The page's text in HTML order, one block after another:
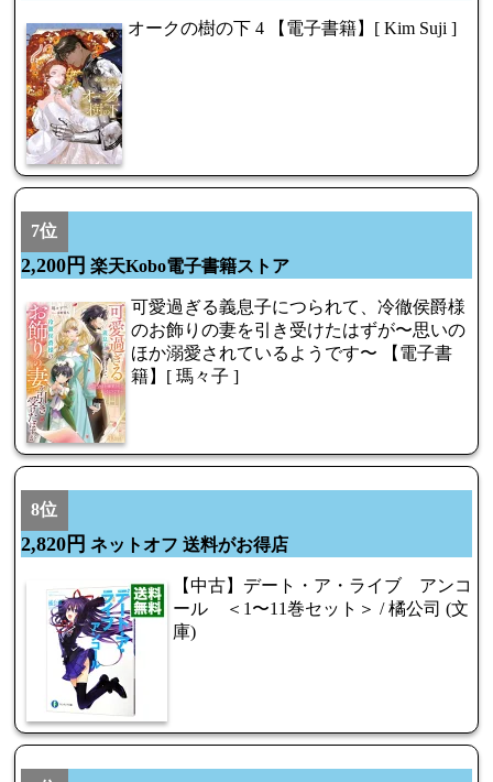
オークの樹の下 4 【電子書籍】[ Kim Suji ]
7位
2,200円 楽天Kobo電子書籍ストア
可愛過ぎる義息子につられて、冷徹侯爵様
のお飾りの妻を引き受けたはずが〜思いの
ほか溺愛されているようです〜 【電子書
籍】[ 瑪々子 ]
8位
2,820円 ネットオフ 送料がお得店
【中古】デート・ア・ライブ アンコ
ール ＜1〜11巻セット＞ / 橘公司 (文
庫)